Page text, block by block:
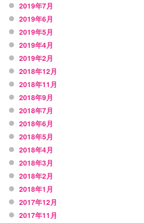
2019年7月
2019年6月
2019年5月
2019年4月
2019年2月
2018年12月
2018年11月
2018年9月
2018年7月
2018年6月
2018年5月
2018年4月
2018年3月
2018年2月
2018年1月
2017年12月
2017年11月